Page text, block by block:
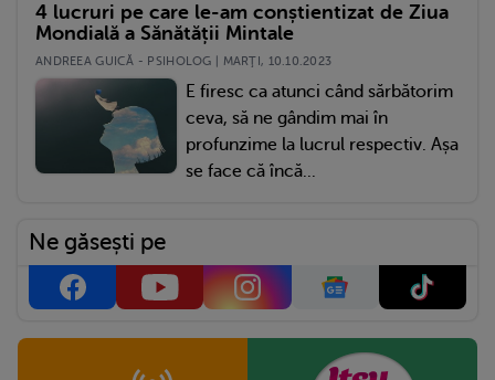
4 lucruri pe care le-am conștientizat de Ziua
Mondială a Sănătății Mintale
ANDREEA GUICĂ - PSIHOLOG | MARŢI, 10.10.2023
E firesc ca atunci când sărbătorim
ceva, să ne gândim mai în
profunzime la lucrul respectiv. Așa
se face că încă...
Ne găsești pe